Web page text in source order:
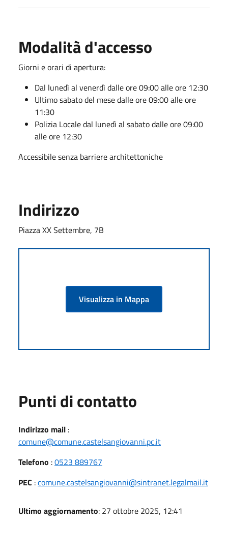
Modalità d'accesso
Giorni e orari di apertura:
Dal lunedì al venerdì dalle ore 09:00 alle ore 12:30
Ultimo sabato del mese dalle ore 09:00 alle ore
11:30
Polizia Locale dal lunedì al sabato dalle ore 09:00
alle ore 12:30
Accessibile senza barriere architettoniche
Indirizzo
Piazza XX Settembre, 7B
Visualizza in Mappa
Punti di contatto
Indirizzo mail :
comune@comune.castelsangiovanni.pc.it
Telefono :0523 889767
PEC :comune.castelsangiovanni@sintranet.legalmail.it
Ultimo aggiornamento: 27 ottobre 2025, 12:41